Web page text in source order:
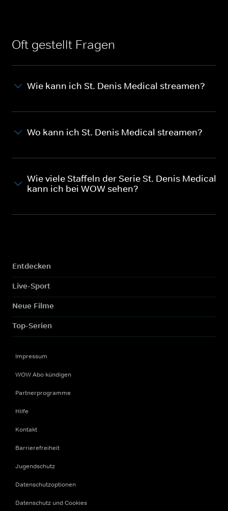
Oft gestellt Fragen
Wie kann ich St. Denis Medical streamen?
Wo kann ich St. Denis Medical streamen?
Wie viele Staffeln der Serie St. Denis Medical
kann ich bei WOW sehen?
Entdecken
Live-Sport
Neue Filme
Top-Serien
Impressum
WOW Abo kündigen
Partnerprogramme
Hilfe
Kontakt
Barrierefreiheit
Jugendschutz
Datenschutzoptionen
Datenschutz und Cookies